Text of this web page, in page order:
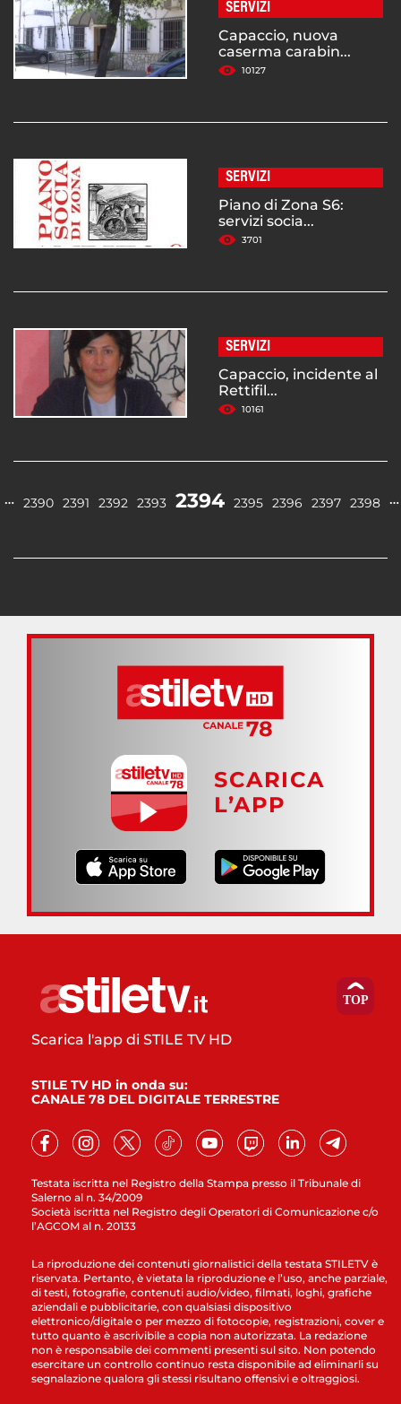
SERVIZI
Capaccio, nuova
caserma carabin...
10127
SERVIZI
Piano di Zona S6:
servizi socia...
3701
SERVIZI
Capaccio, incidente al
Rettifil...
10161
… 2390 2391 2392 2393 2394 2395 2396 2397 2398 …
SCARICA
L’APP
Testata iscritta nel Registro della Stampa presso il Tribunale di
Salerno al n. 34/2009
Società iscritta nel Registro degli Operatori di Comunicazione c/o
l’AGCOM al n. 20133
Scarica l'app di STILE TV HD
STILE TV HD in onda su:
CANALE 78 DEL DIGITALE TERRESTRE
La riproduzione dei contenuti giornalistici della testata STILETV è
riservata. Pertanto, è vietata la riproduzione e l’uso, anche parziale,
di testi, fotografie, contenuti audio/video, filmati, loghi, grafiche
aziendali e pubblicitarie, con qualsiasi dispositivo
elettronico/digitale o per mezzo di fotocopie, registrazioni, cover e
tutto quanto è ascrivibile a copia non autorizzata. La redazione
non è responsabile dei commenti presenti sul sito. Non potendo
esercitare un controllo continuo resta disponibile ad eliminarli su
segnalazione qualora gli stessi risultano offensivi e oltraggiosi.